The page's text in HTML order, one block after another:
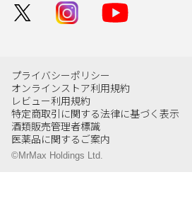
プライバシーポリシー
オンラインストア利用規約
レビュー利用規約
特定商取引に関する法律に基づく表示
酒類販売管理者標識
医薬品に関するご案内
©MrMax Holdings Ltd.